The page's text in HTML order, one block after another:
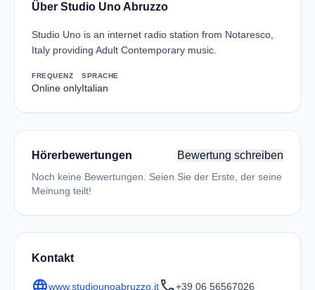
Über Studio Uno Abruzzo
Studio Uno is an internet radio station from Notaresco,
Italy providing Adult Contemporary music.
FREQUENZ
Online only
SPRACHE
Italian
Hörerbewertungen Bewertung schreiben
Noch keine Bewertungen. Seien Sie der Erste, der seine
Meinung teilt!
Kontakt
www.studiounoabruzzo.it +39 06 56567026